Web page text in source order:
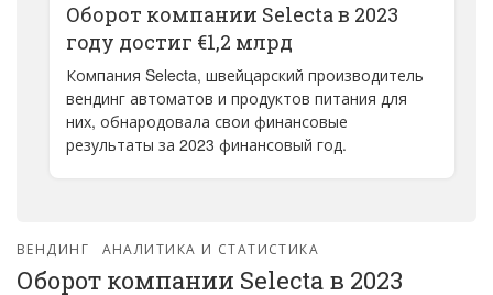
Оборот компании Selecta в 2023
году достиг €1,2 млрд
Компания Selecta, швейцарский производитель
вендинг автоматов и продуктов питания для
них, обнародовала свои финансовые
результаты за 2023 финансовый год.
ВЕНДИНГ АНАЛИТИКА И СТАТИСТИКА
Оборот компании Selecta в 2023